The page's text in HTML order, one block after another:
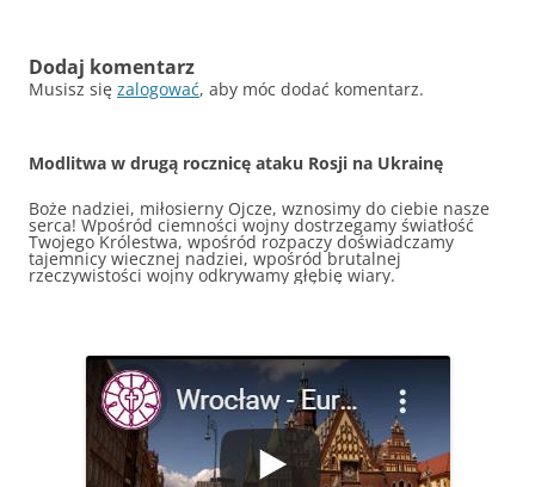
Dodaj komentarz
Musisz się zalogować, aby móc dodać komentarz.
Modlitwa w drugą rocznicę ataku Rosji na Ukrainę
Boże nadziei, miłosierny Ojcze, wznosimy do ciebie nasze
serca! Wpośród ciemności wojny dostrzegamy światłość
Twojego Królestwa, wpośród rozpaczy doświadczamy
tajemnicy wiecznej nadziei, wpośród brutalnej
rzeczywistości wojny odkrywamy głębię wiary.